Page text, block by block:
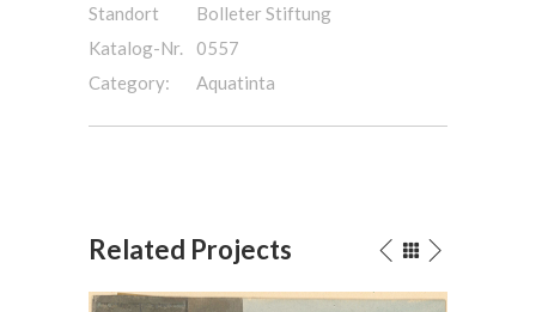
Standort
Bolleter Stiftung
Katalog-Nr.
0557
Category:
Aquatinta
Related Projects